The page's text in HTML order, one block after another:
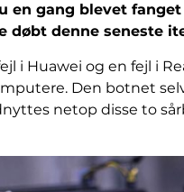
en gang blevet
døbt denne seneste
i Huawei og en fejl i
Den botnet
netop disse to